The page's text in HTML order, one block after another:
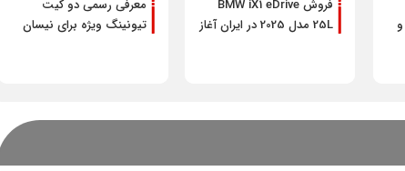
فروش BMW iX1 eDrive
25L مدل 2025 در ایران آغاز
معرفی رسمی دو کیت
تیونینگ ویژه برای نیسان